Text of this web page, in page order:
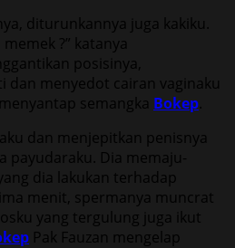
diturunkannya juga kakiku.
?” katanya
posisinya,
dan menyedot cairan vaginaku
semangka Bokep.
dan menjepitkan penisnya
payudaraku. Dia memaju-
dia lakukan terhadap
menit, spermanya muncrat
yang tergulung juga ikut
Pak Fauzan mengelap